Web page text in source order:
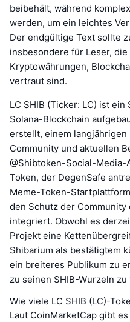
beibehält, während
werden, um ein leichtes
Der endgültige Text sollte
insbesondere für Leser,
Kryptowährungen,
vertraut sind.
LC SHIB (Ticker: LC) ist ein
Solana-Blockchain
erstellt, einem
Community und aktuellen
@Shibtoken-Social-Media-
Token, der DegenSafe
Meme-Token-
den Schutz der
integriert. Obwohl es
Projekt eine
Shibarium als bestätigtem
ein breiteres Publikum zu
zu seinen SHIB-Wurzeln
Wie viele LC SHIB (LC)-
Laut CoinMarketCap gibt